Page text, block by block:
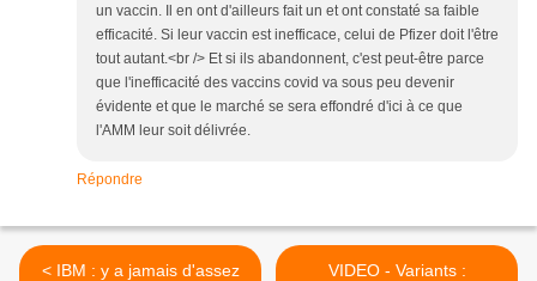
un vaccin. Il en ont d'ailleurs fait un et ont constaté sa faible
efficacité. Si leur vaccin est inefficace, celui de Pfizer doit l'être
tout autant.<br /> Et si ils abandonnent, c'est peut-être parce
que l'inefficacité des vaccins covid va sous peu devenir
évidente et que le marché se sera effondré d'ici à ce que
l'AMM leur soit délivrée.
Répondre
< IBM : y a jamais d'assez
VIDEO - Variants :